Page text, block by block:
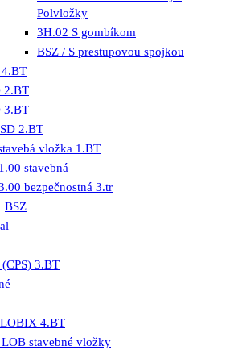
Polvložky
3H.02 S gombíkom
BSZ / S prestupovou spojkou
2.BT
3.BT
2.BT
vložka 1.BT
stavebná
bezpečnostná 3.tr
BSZ
(CPS) 3.BT
4.BT
stavebné vložky